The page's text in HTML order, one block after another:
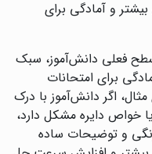
و آمادگی برای
سطح فعلی دانش‌آموز، سبک
برای امتحانات
اگر دانش‌آموز با درک
خواص دایره مشکل دارد،
و توضیحات ساده